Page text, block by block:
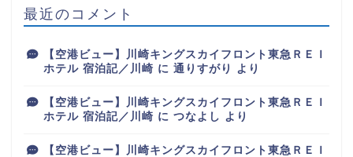
最近のコメント
【空港ビュー】川崎キングスカイフロント東急ＲＥＩ
ホテル 宿泊記／川崎 に 通りすがり より
【空港ビュー】川崎キングスカイフロント東急ＲＥＩ
ホテル 宿泊記／川崎 に つなよし より
【空港ビュー】川崎キングスカイフロント東急ＲＥＩ